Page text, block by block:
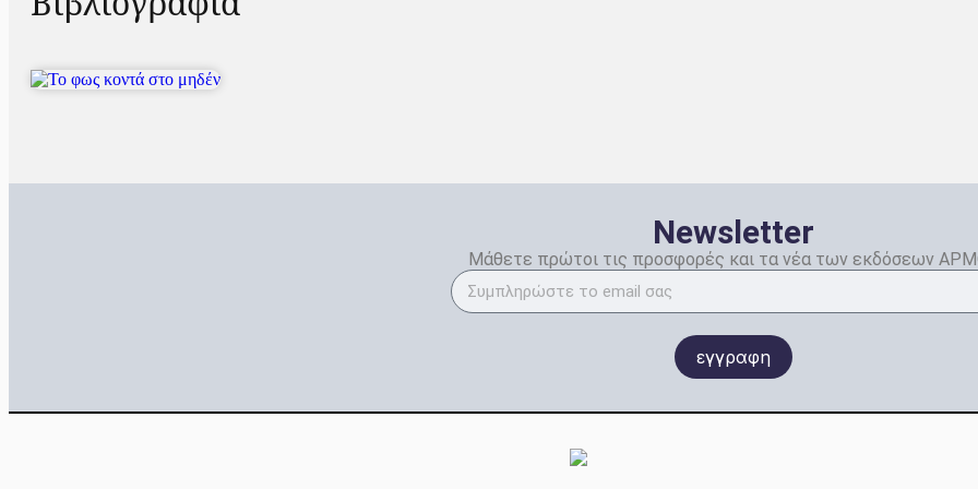
Newsletter
Μάθετε πρώτοι τις προσφορές και τα νέα των εκδόσεων
εγγραφη